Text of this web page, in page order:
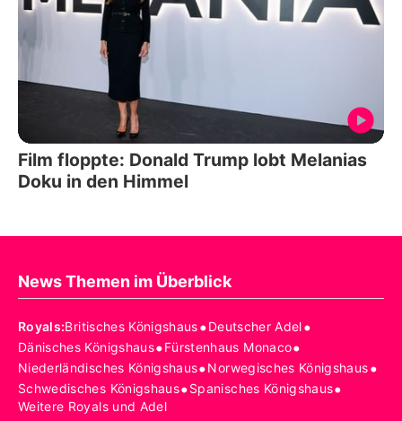
Film floppte: Donald Trump lobt Melanias
Doku in den Himmel
News Themen im Überblick
Royals:Britisches Königshaus•Deutscher Adel•
Dänisches Königshaus•Fürstenhaus Monaco•
Niederländisches Königshaus•Norwegisches Königshaus•
Schwedisches Königshaus•Spanisches Königshaus•
Weitere Royals und Adel